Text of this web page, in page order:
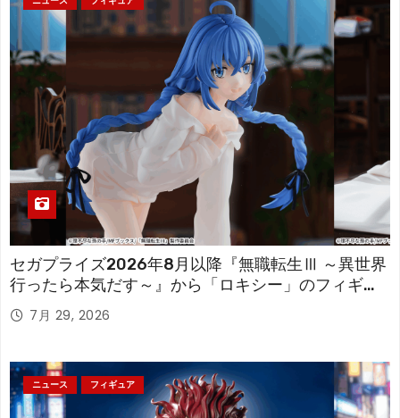
セガプライズ2026年8月以降『無職転生Ⅲ ～異世界
行ったら本気だす～』から「ロキシー」のフィギュ
アが登場！
7月 29, 2026
ニュース フィギュア